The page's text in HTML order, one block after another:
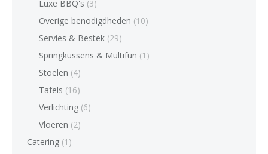
Luxe BBQ's (3)
Overige benodigdheden (10)
Servies & Bestek (29)
Springkussens & Multifun (1)
Stoelen (4)
Tafels (16)
Verlichting (6)
Vloeren (2)
Catering (1)